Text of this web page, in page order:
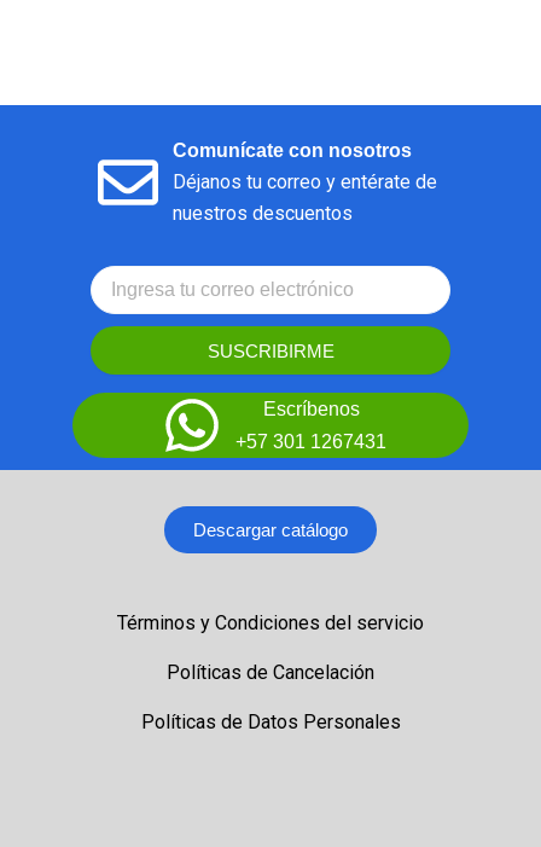
Comunícate con nosotros
Déjanos tu correo y entérate de
nuestros descuentos
SUSCRIBIRME
Escríbenos
+57 301 1267431
Descargar catálogo
Términos y Condiciones del servicio
Políticas de Cancelación
Políticas de Datos Personales